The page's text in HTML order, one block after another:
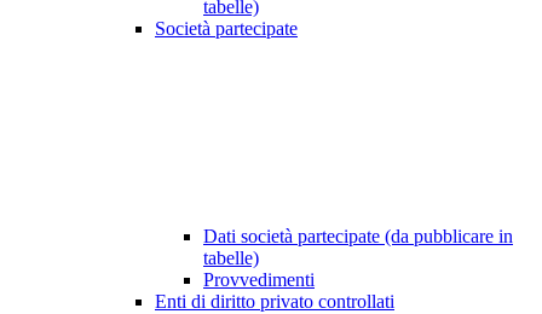
tabelle)
Società partecipate
Dati società partecipate (da pubblicare in
tabelle)
Provvedimenti
Enti di diritto privato controllati